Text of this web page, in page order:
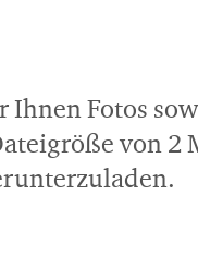
Ihnen Fotos
von 2